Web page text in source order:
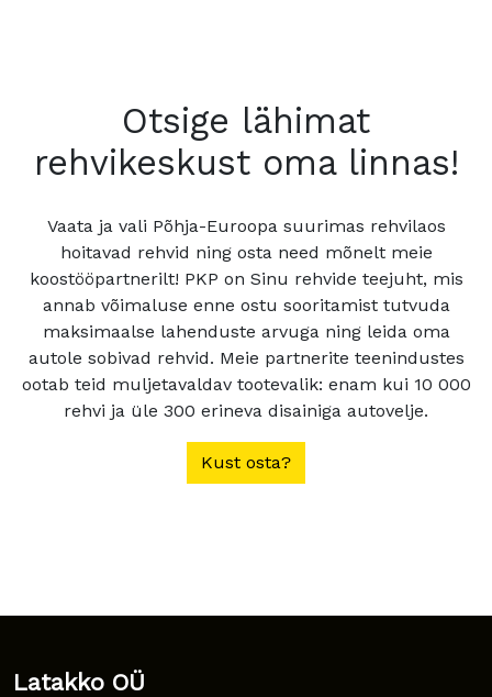
Otsige lähimat
rehvikeskust oma linnas!
Vaata ja vali Põhja-Euroopa suurimas rehvilaos
hoitavad rehvid ning osta need mõnelt meie
koostööpartnerilt! PKP on Sinu rehvide teejuht, mis
annab võimaluse enne ostu sooritamist tutvuda
maksimaalse lahenduste arvuga ning leida oma
autole sobivad rehvid. Meie partnerite teenindustes
ootab teid muljetavaldav tootevalik: enam kui 10 000
rehvi ja üle 300 erineva disainiga autovelje.
Kust osta?
Latakko OÜ